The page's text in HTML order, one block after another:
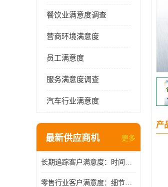
餐饮业满意度调查
营商环境满意度
员工满意度
服务满意度调查
汽车行业满意度
最新供应商机 更多
长期追踪客户满意度：时间维度上的管理智慧
零售行业客户满意度：细节决定复购率
产